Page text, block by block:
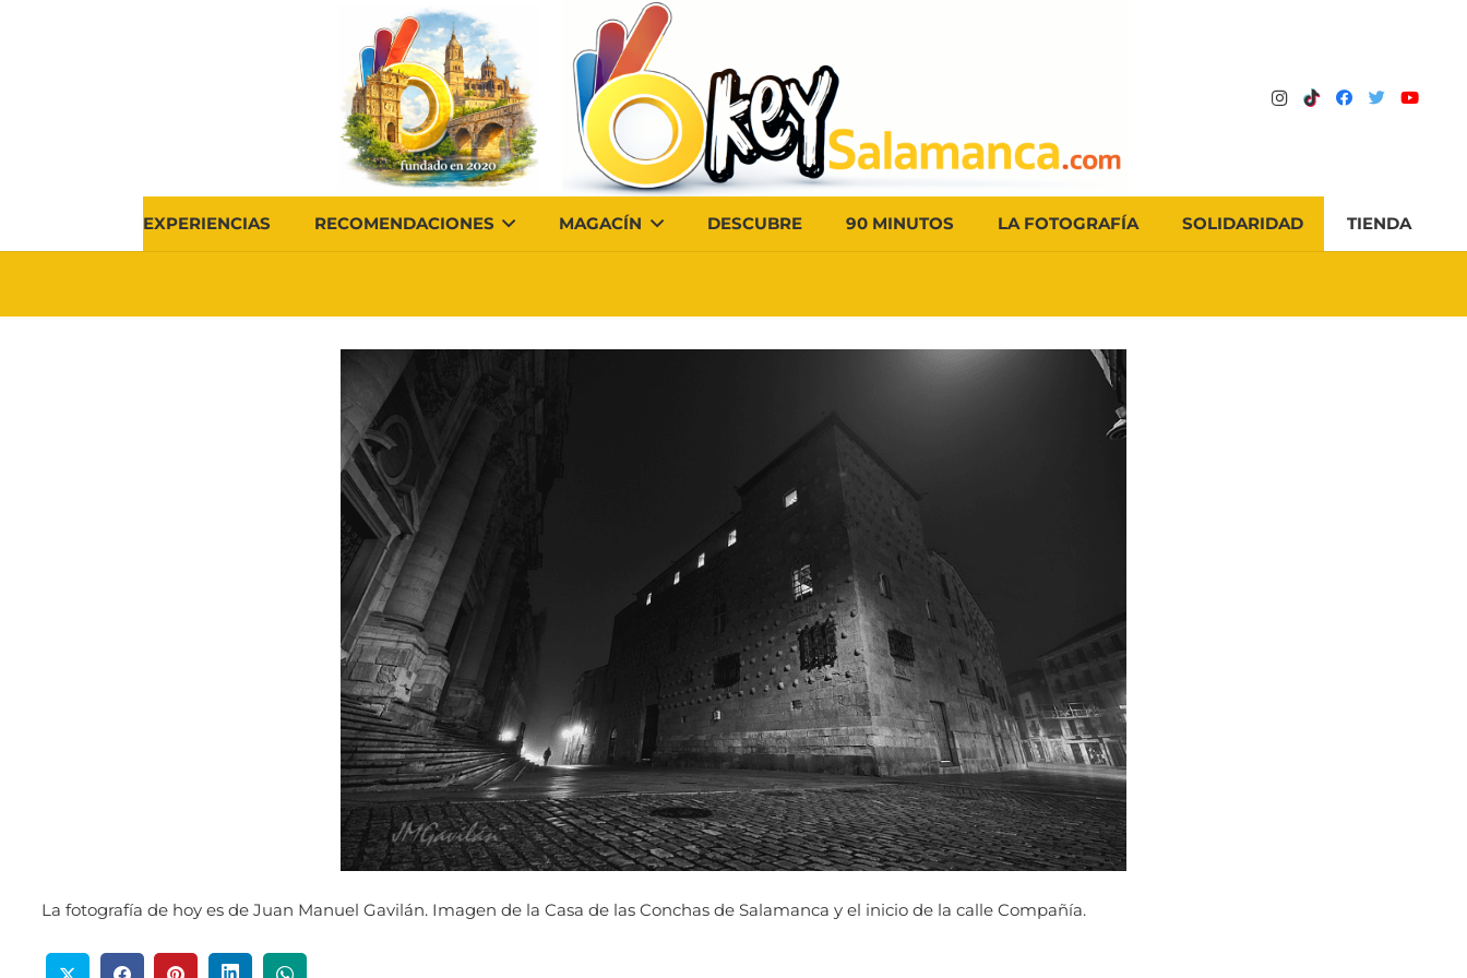
EXPERIENCIAS RECOMENDACIONES MAGACÍN DESCUBRE 90 MINUTOS LA FOTOGRAFÍA SOLIDARIDAD TIENDA
La fotografía de hoy es de Juan Manuel Gavilán. Imagen de la Casa de las Conchas de Salamanca y el inicio de la calle Compañía.